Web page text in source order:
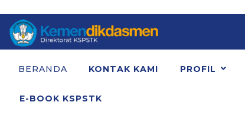
BERANDA KONTAK KAMI PROFIL
E-BOOK KSPSTK